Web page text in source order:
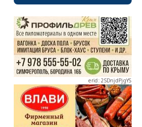
erid: 2SDnjdPjgYS
erid: 2SDnjdvhGXG